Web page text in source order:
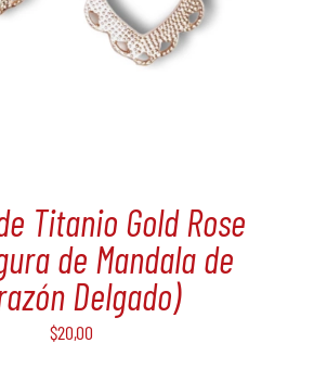
Titanio Gold Rose
de Mandala de
Delgado)
$20,00